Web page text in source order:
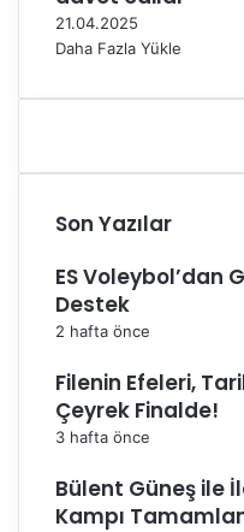
i
O
d
21.04.2025
Daha Fazla Yükle
Son Yazılar
ES Voleybol’dan
Destek
2 hafta önce
Filenin Efeleri,
Çeyrek Finalde!
3 hafta önce
Bülent Güneş ile
Kampı